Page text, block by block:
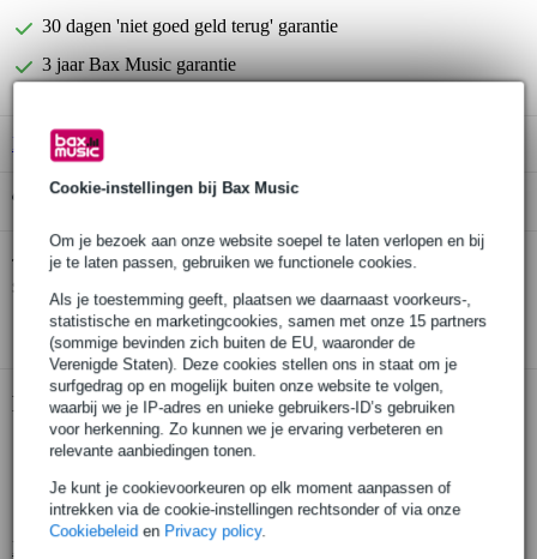
Cookie-instellingen bij Bax Music
Om je bezoek aan onze website soepel te laten verlopen en bij
je te laten passen, gebruiken we functionele cookies.
Als je toestemming geeft, plaatsen we daarnaast voorkeurs-,
statistische en marketingcookies, samen met onze 15 partners
(sommige bevinden zich buiten de EU, waaronder de
Verenigde Staten). Deze cookies stellen ons in staat om je
surfgedrag op en mogelijk buiten onze website te volgen,
waarbij we je IP-adres en unieke gebruikers-ID’s gebruiken
voor herkenning. Zo kunnen we je ervaring verbeteren en
relevante aanbiedingen tonen.
Je kunt je cookievoorkeuren op elk moment aanpassen of
intrekken via de cookie-instellingen rechtsonder of via onze
Cookiebeleid en Privacy policy.
30 dagen 'niet goed geld terug' garantie
3 jaar Bax Music garantie
B-Stockvanaf € 54,00
Gratis ophalen in de winkel
Twijfel je of deGravity MS TBA 01 broadcast microfoon
Start de check
Productinformatie
Gravity MS TBA 01
broadcast microfoon statief
inclusief kabelgeleider
Bekijk alle productspecificaties